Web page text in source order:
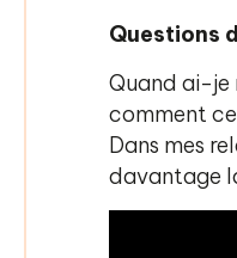
Questions
Quand ai-je
comment
Dans mes
davantage